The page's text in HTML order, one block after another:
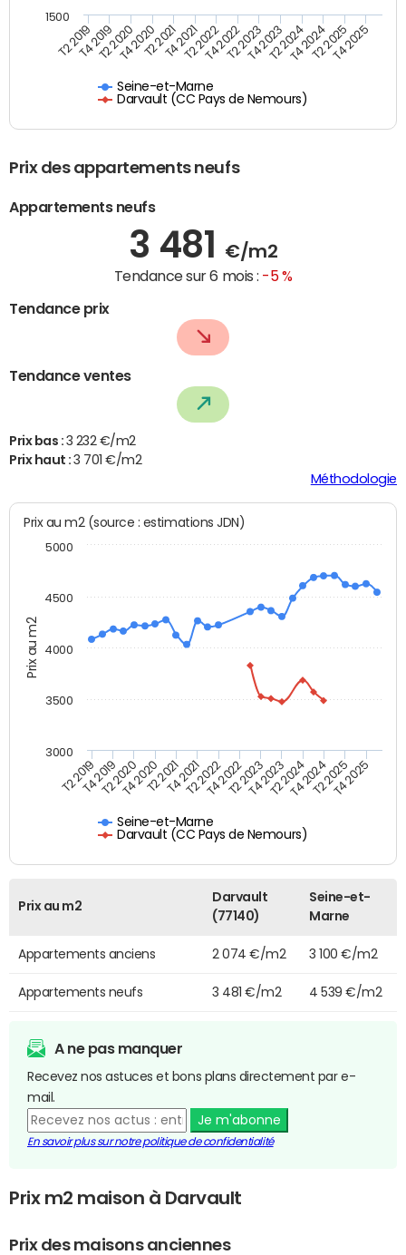
Seine-et-Marne
Darvault (CC Pays de Nemours)
T2 2019T4 2019T2 2020T4 2020T2 2021T4 2021T2 2022T4 2022T2 2023T4 2023T2 2024T4 2024T2 2025T4 2025
1500
Prix des appartements neufs
Appartements neufs
3 481 €/m2
Tendance sur 6 mois : -5 %
Tendance prix
Tendance ventes
Prix bas : 3 232 €/m2
Prix haut :3 701 €/m2
Méthodologie
Prix au m2
Prix au m2 (source : estimations JDN)
Seine-et-Marne
Darvault (CC Pays de Nemours)
T2 2019T4 2019T2 2020T4 2020T2 2021T4 2021T2 2022T4 2022T2 2023T4 2023T2 2024T4 2024T2 2025T4 2025
3000
3500
4000
4500
5000
Prix au m2
Darvault
(77140)
Seine-et-
Marne
Appartements anciens 2 074 €/m2 3 100 €/m2
Appartements neufs 3 481 €/m2 4 539 €/m2
A ne pas manquer
Recevez nos astuces et bons plans directement par e-
mail.
Je m'abonne
En savoir plus sur notre politique de confidentialité
Prix m2 maison à Darvault
Prix des maisons anciennes